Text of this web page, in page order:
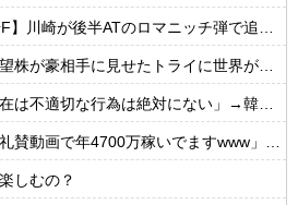
ニッチ弾で追いつき辛くもドロー 東京Vは痛恨クリアミスで勝ち点3を逃す
トライに世界が騒然！←「F１並みのスピードだ」（海外の反応）
一番重要なのは2002年なのにそこは言及しないんだなｗｗｗ」「責任逃れが本当にひどい・・・」
4700万稼いでますwww」→海外の反応ch運営の秘密…
しむの？